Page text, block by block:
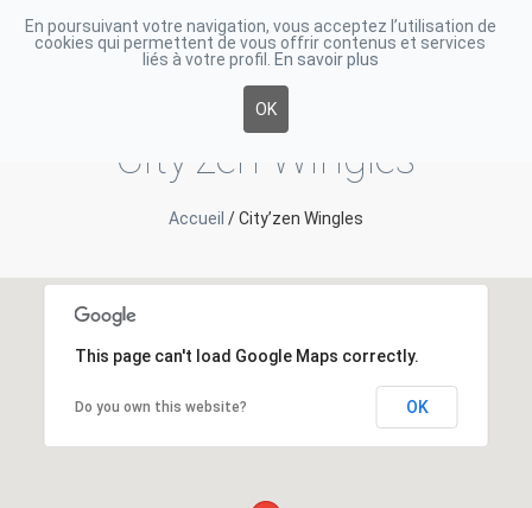
Toggle
City’zen Wingles
Accueil /City’zen Wingles
This page can't load Google Maps correctly.
Do you own this website? OK
En poursuivant votre navigation, vous acceptez l’utilisation de
cookies qui permettent de vous offrir contenus et services
liés à votre profil.
En savoir plus
OK